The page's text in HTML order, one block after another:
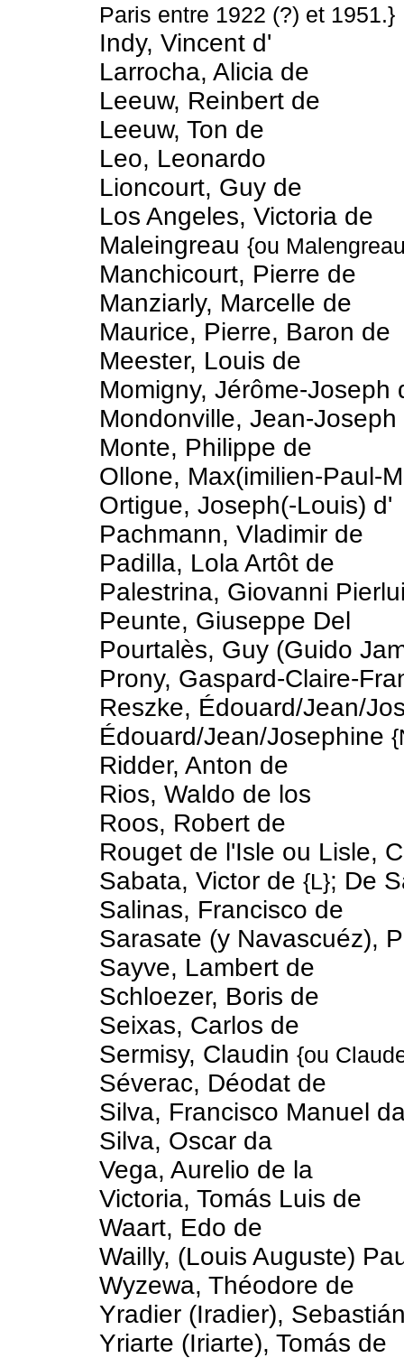
Paris entre 1922 (?) et 1951.}
Indy, Vincent d'
Larrocha, Alicia de
Leeuw, Reinbert de
Leeuw, Ton de
Leo, Leonardo
Lioncourt, Guy de
Los Angeles, Victoria de
Maleingreau {ou
Manchicourt, Pierre de
Manziarly, Marcelle de
Maurice, Pierre, Baron de
Meester, Louis de
Momigny, Jérôme-Joseph
Mondonville, Jean-
Monte, Philippe de
Ollone, Max(imilien-Paul-
Ortigue, Joseph(-Louis) d'
Pachmann, Vladimir de
Padilla, Lola Artôt de
Palestrina, Giovanni
Peunte, Giuseppe Del
Pourtalès, Guy (Guido
Prony, Gaspard-Claire-
Reszke, Édouard/Jean/
Édouard/Jean/Josephine
Ridder, Anton de
Rios, Waldo de los
Roos, Robert de
Rouget de l'Isle ou Lisle,
Sabata, Victor de {L}; De
Salinas, Francisco de
Sarasate (y Navascuéz),
Sayve, Lambert de
Schloezer, Boris de
Seixas, Carlos de
Sermisy, Claudin {ou
Séverac, Déodat de
Silva, Francisco Manuel
Silva, Oscar da
Vega, Aurelio de la
Victoria, Tomás Luis de
Waart, Edo de
Wailly, (Louis Auguste)
Wyzewa, Théodore de
Yradier (Iradier),
Yriarte (Iriarte), Tomás de